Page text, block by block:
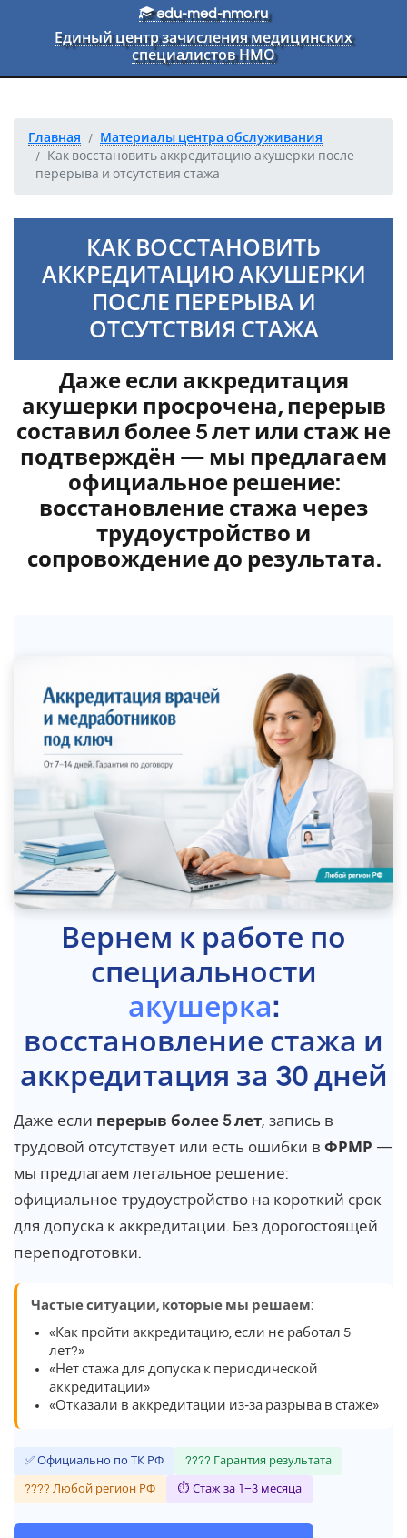
Перейти к основному текстуedu-med-nmo.ru
Единый центр зачисления медицинских
специалистов НМО
Главная
Материалы центра обслуживания
Как восстановить аккредитацию акушерки после
перерыва и отсутствия стажа
КАК ВОССТАНОВИТЬ
АККРЕДИТАЦИЮ АКУШЕРКИ
ПОСЛЕ ПЕРЕРЫВА И
ОТСУТСТВИЯ СТАЖА
Даже если аккредитация
акушерки просрочена, перерыв
составил более 5 лет или стаж не
подтверждён — мы предлагаем
официальное решение:
восстановление стажа через
трудоустройство и
сопровождение до результата.
Вернем к работе по
специальности
акушерка:
восстановление стажа и
аккредитация за 30 дней
Даже если перерыв более 5 лет, запись в
трудовой отсутствует или есть ошибки в ФРМР —
мы предлагаем легальное решение:
официальное трудоустройство на короткий срок
для допуска к аккредитации. Без дорогостоящей
переподготовки.
Частые ситуации, которые мы решаем:
«Как пройти аккредитацию, если не работал 5
лет?»
«Нет стажа для допуска к периодической
аккредитации»
«Отказали в аккредитации из-за разрыва в стаже»
✅ Официально по ТК РФ ???? Гарантия результата
???? Любой регион РФ ⏱ Стаж за 1–3 месяца